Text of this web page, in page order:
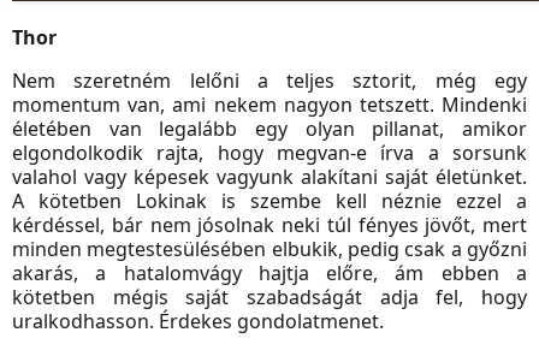
Thor
Nem szeretném lelőni a teljes sztorit, még egy
momentum van, ami nekem nagyon tetszett. Mindenki
életében van legalább egy olyan pillanat, amikor
elgondolkodik rajta, hogy megvan-e írva a sorsunk
valahol vagy képesek vagyunk alakítani saját életünket.
A kötetben Lokinak is szembe kell néznie ezzel a
kérdéssel, bár nem jósolnak neki túl fényes jövőt, mert
minden megtestesülésében elbukik, pedig csak a győzni
akarás, a hatalomvágy hajtja előre, ám ebben a
kötetben mégis saját szabadságát adja fel, hogy
uralkodhasson. Érdekes gondolatmenet.